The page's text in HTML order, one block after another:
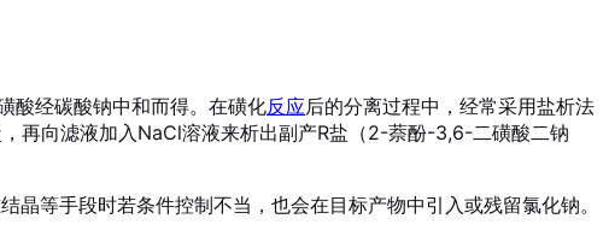
酸经碳酸钠中和而得。在磺化反应后的分离过程中，经常采用盐析法
再向滤液加入NaCl溶液来析出副产R盐（2-萘酚-3,6-二磺酸二钠
晶等手段时若条件控制不当，也会在目标产物中引入或残留氯化钠。